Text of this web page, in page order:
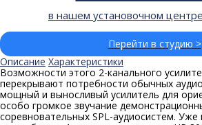
в нашем установочном
Перейти в студию >
Описание Характеристики
Возможности этого 2-канального
перекрывают потребности обычных
мощный и выносливый усилитель для
особо громкое звучание
соревновательных SPL-аудиосистем.